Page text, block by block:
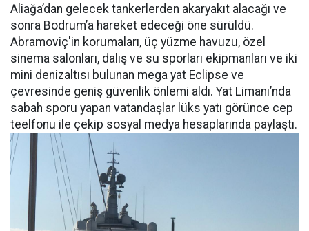
Aliağa’dan gelecek tankerlerden akaryakıt alacağı ve
sonra Bodrum’a hareket edeceği öne sürüldü.
Abramoviç'in korumaları, üç yüzme havuzu, özel
sinema salonları, dalış ve su sporları ekipmanları ve iki
mini denizaltısı bulunan mega yat Eclipse ve
çevresinde geniş güvenlik önlemi aldı. Yat Limanı’nda
sabah sporu yapan vatandaşlar lüks yatı görünce cep
teelfonu ile çekip sosyal medya hesaplarında paylaştı.